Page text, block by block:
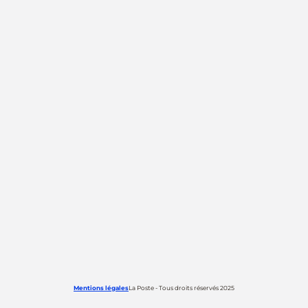
Mentions légalesLa Poste - Tous droits réservés 2025